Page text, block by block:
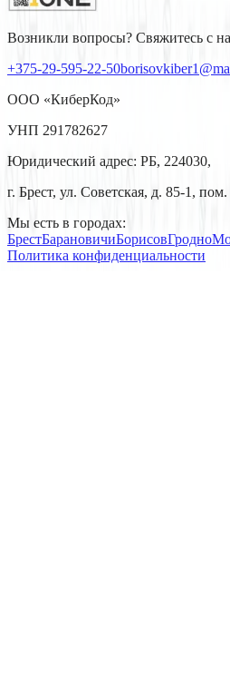
Возникли вопросы? Свяжитесь с
+375-29-595-22-50
ООО «КиберКод»
УНП 291782627
Юридический адрес: РБ, 224030,
г. Брест, ул. Советская, д. 85-1,
Мы есть в городах:
БрестБарановичиБорисовГродно
Политика конфиденциальности